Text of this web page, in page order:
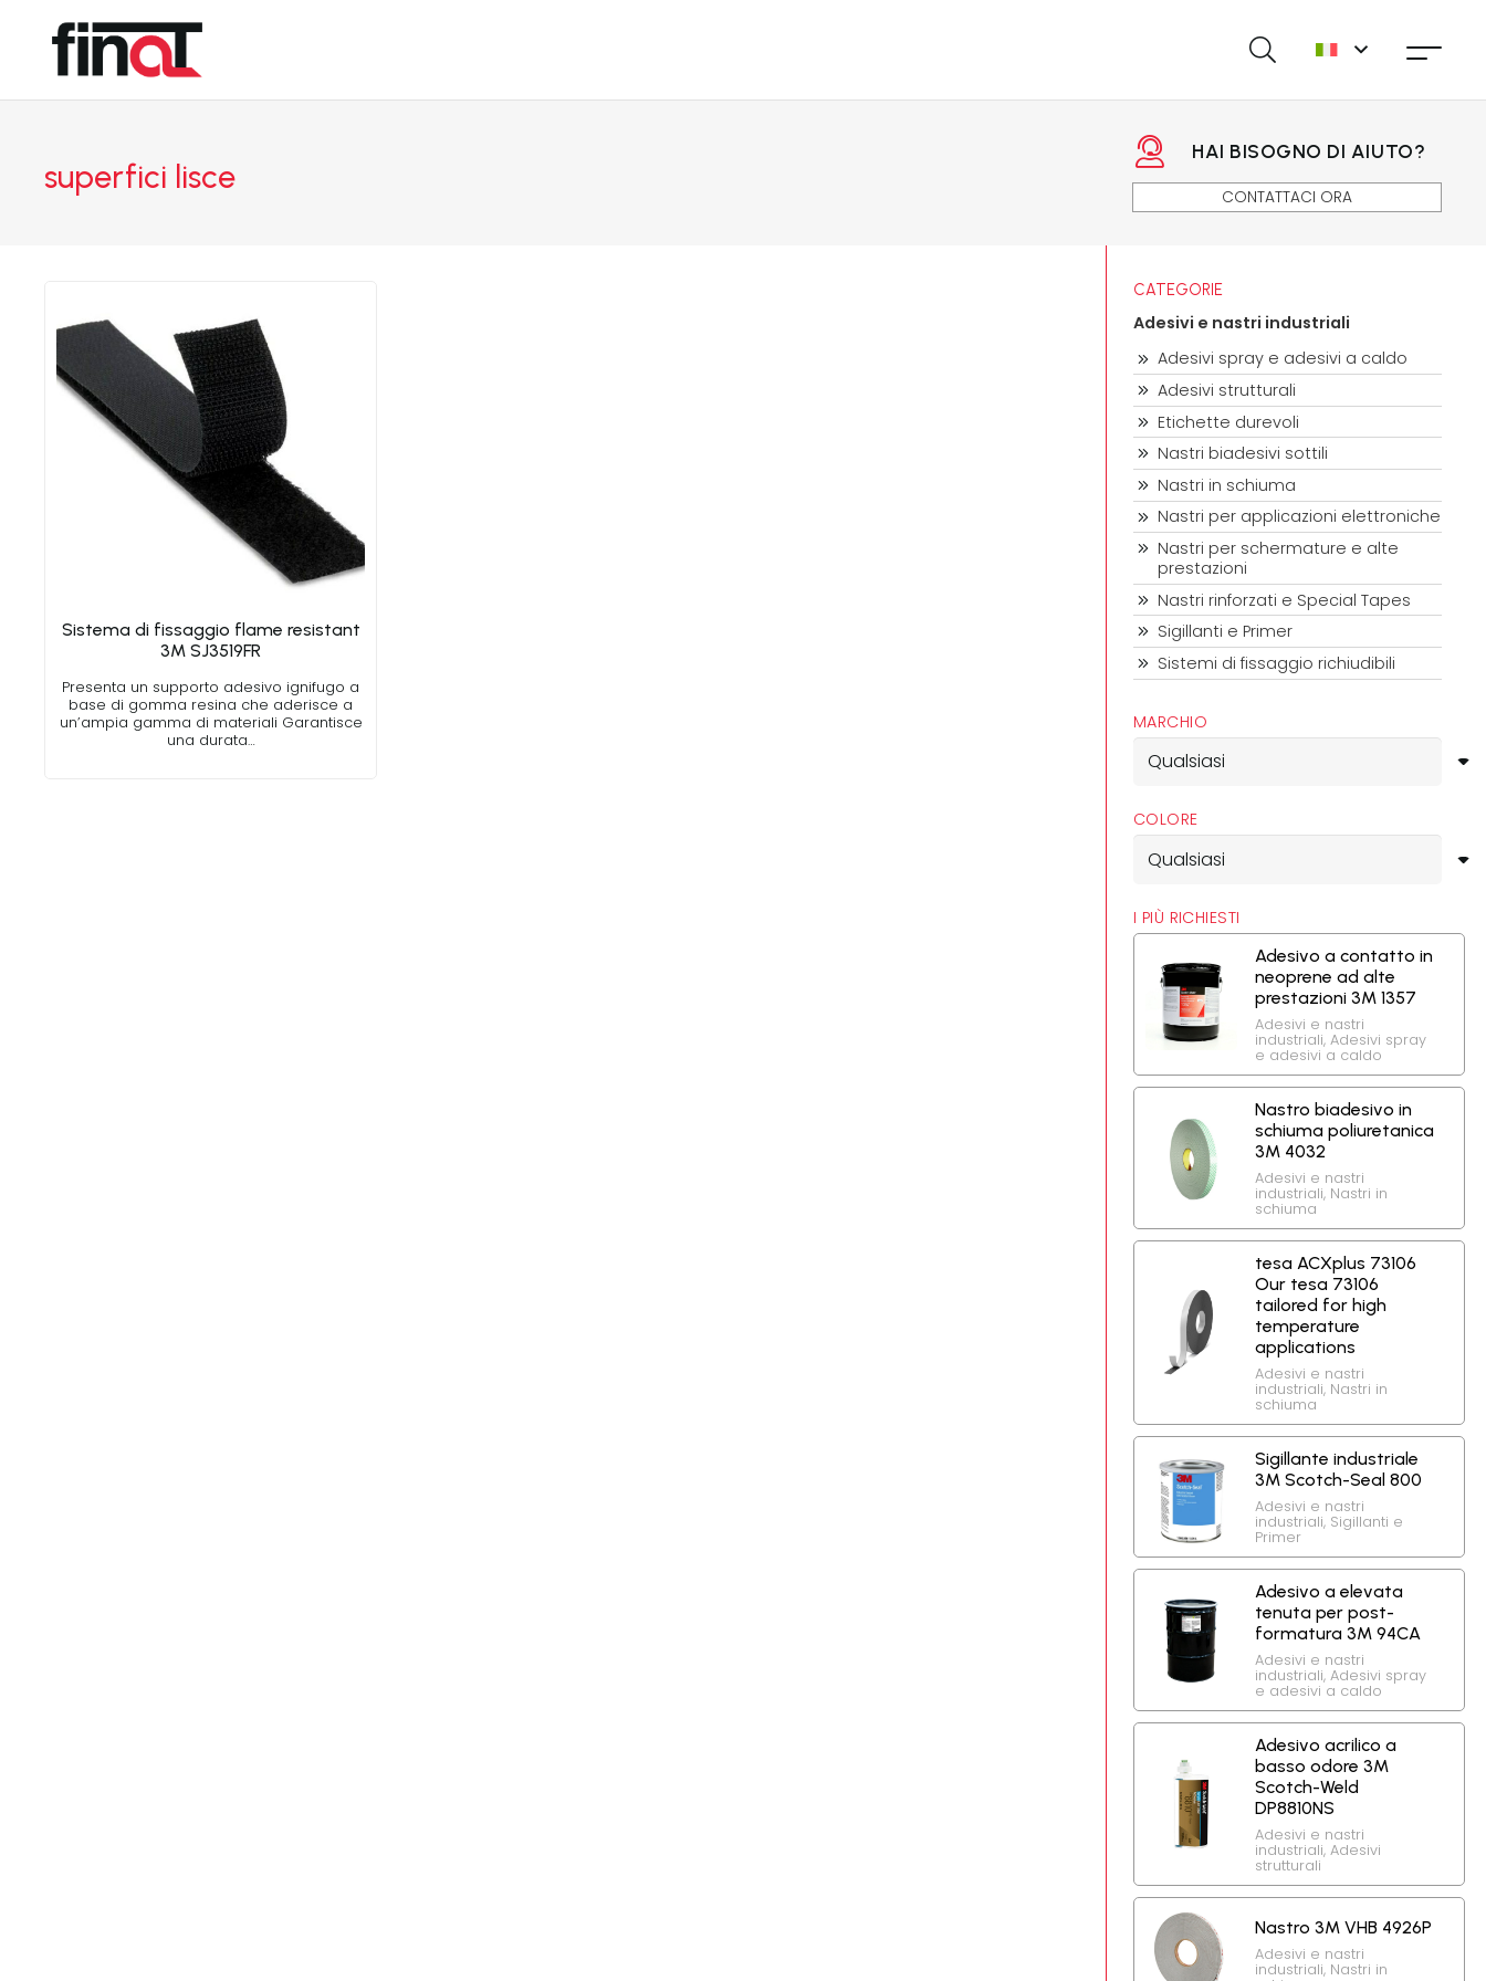
superfici lisce
HAI BISOGNO DI AIUTO?
CONTATTACI ORA
Sistema di fissaggio flame resistant
3M SJ3519FR
Presenta un supporto adesivo ignifugo a
base di gomma resina che aderisce a
un’ampia gamma di materiali Garantisce
una durata…
CATEGORIE
Adesivi e nastri industriali
Adesivi spray e adesivi a caldo
Adesivi strutturali
Etichette durevoli
Nastri biadesivi sottili
Nastri in schiuma
Nastri per applicazioni elettroniche
Nastri per schermature e alte
prestazioni
Nastri rinforzati e Special Tapes
Sigillanti e Primer
Sistemi di fissaggio richiudibili
MARCHIO
COLORE
I PIÙ RICHIESTI
Adesivo a contatto in
neoprene ad alte
prestazioni 3M 1357
Adesivi e nastri
industriali,Adesivi spray
e adesivi a caldo
Nastro biadesivo in
schiuma poliuretanica
3M 4032
Adesivi e nastri
industriali, Nastri in
schiuma
tesa ACXplus 73106
Our tesa 73106
tailored for high
temperature
applications
Adesivi e nastri
industriali, Nastri in
schiuma
Sigillante industriale
3M Scotch-Seal 800
Adesivi e nastri
industriali, Sigillanti e
Primer
Adesivo a elevata
tenuta per post-
formatura 3M 94CA
Adesivi e nastri
industriali,Adesivi spray
e adesivi a caldo
Adesivo acrilico a
basso odore 3M
Scotch-Weld
DP8810NS
Adesivi e nastri
industriali,Adesivi
strutturali
Nastro 3M VHB 4926P
Adesivi e nastri
industriali, Nastri in